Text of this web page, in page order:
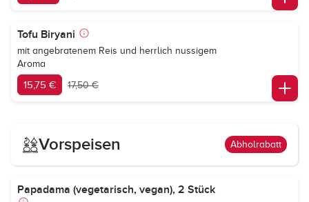
Tofu Biryani
mit angebratenem Reis und herrlich nussigem
Aroma
15,75 € 17,50 €
Vorspeisen Abholrabatt
Papadama (vegetarisch, vegan), 2 Stück